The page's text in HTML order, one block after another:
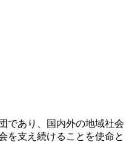
であり、国内外の地域社会
を支え続けることを使命と